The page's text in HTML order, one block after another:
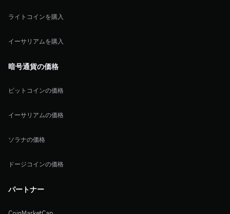
ライトコインを購入
イーサリアムを購入
暗号通貨の価格
ビットコインの価格
イーサリアムの価格
ソラナの価格
ドージコインの価格
パートナー